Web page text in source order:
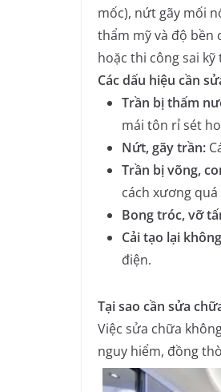
mốc), nứt gãy mối
thẩm mỹ và độ bền
hoặc thi công sai kỹ
Các dấu hiệu cần
Trần bị thấm
mái tôn rỉ sét
Nứt, gãy trần:
Trần bị võng,
cách xương
Bong tróc, vỡ
Cải tạo lại
điện.
Tại sao cần sửa
Việc sửa chữa
nguy hiểm, đồng